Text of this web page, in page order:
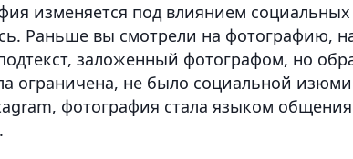
изменяется под влиянием
Раньше вы смотрели на фотографию,
заложенный фотографом, но
ограничена, не было социальной
фотография стала языком